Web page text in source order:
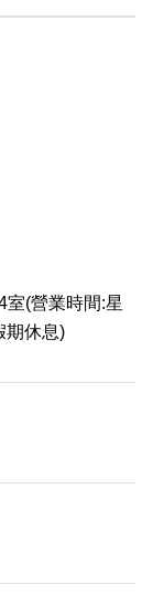
室(營業時間:星
期休息)